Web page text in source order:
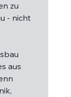
zu
- nicht
aus